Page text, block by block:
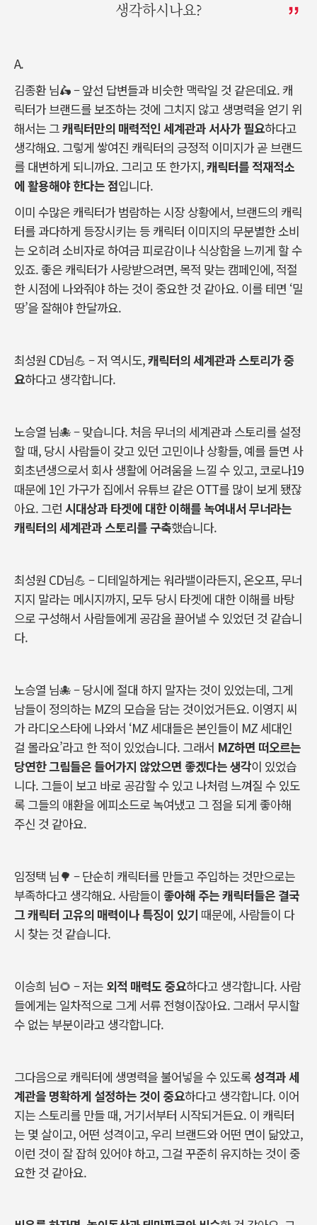
생각하시나요?
A.
김종환 님🛵 – 앞선 답변들과 비슷한 맥락일 것 같은데요. 캐
릭터가 브랜드를 보조하는 것에 그치지 않고 생명력을 얻기 위
해서는 그캐릭터만의 매력적인세계관과서사가 필요하다고
생각해요. 그렇게 쌓여진 캐릭터의 긍정적 이미지가 곧 브랜드
를 대변하게 되니까요. 그리고 또 한가지,캐릭터를 적재적소
에활용해야한다는 점입니다.
이미 수많은 캐릭터가 범람하는 시장 상황에서, 브랜드의 캐릭
터를 과다하게 등장시키는 등 캐릭터 이미지의 무분별한 소비
는 오히려 소비자로 하여금 피로감이나 식상함을 느끼게 할 수
있죠.좋은 캐릭터가 사랑받으려면, 목적 맞는 캠페인에, 적절
한 시점에 나와줘야 하는 것이 중요한 것 같아요. 이를 테면 ‘밀
땅’을 잘해야 한달까요.
최성원 CD님💪 –저 역시도,캐릭터의세계관과스토리가중
요하다고 생각합니다.
노승열 님🐙 –맞습니다. 처음무너의 세계관과 스토리를 설정
할 때, 당시 사람들이 갖고 있던 고민이나 상황들, 예를 들면 사
회초년생으로서 회사 생활에 어려움을 느낄 수 있고,코로나19
때문에 1인 가구가 집에서 유튜브 같은 OTT를 많이 보게 됐잖
아요. 그런 시대상과 타겟에 대한 이해를 녹여내서무너라는
캐릭터의세계관과스토리를 구축했습니다.
최성원 CD님💪 –디테일하게는 워라밸이라든지,온오프,무너
지지 말라는 메시지까지,모두 당시 타겟에 대한 이해를 바탕
으로구성해서 사람들에게 공감을 끌어낼 수 있었던 것 같습니
다.
노승열 님🐙 –당시에 절대 하지 말자는 것이 있었는데, 그게
남들이 정의하는 MZ의 모습을 담는 것이었거든요. 이영지 씨
가 라디오스타에 나와서 ‘MZ 세대들은본인들이 MZ 세대인
걸 몰라요’라고 한 적이 있었습니다. 그래서 MZ하면 떠오르는
당연한그림들은들어가지 않았으면 좋겠다는생각이 있었습
니다. 그들이 보고 바로 공감할수 있고 나처럼 느껴질 수 있도
록 그들의 애환을 에피소드로녹여냈고 그 점을 되게 좋아해
주신 것 같아요.
임정택 님🌳 –단순히 캐릭터를 만들고주입하는 것만으로는
부족하다고 생각해요. 사람들이 좋아해 주는캐릭터들은 결국
그캐릭터 고유의 매력이나특징이 있기 때문에, 사람들이 다
시 찾는 것 같습니다.
이승희 님🌻 –저는 외적 매력도중요하다고 생각합니다. 사람
들에게는 일차적으로 그게 서류 전형이잖아요. 그래서 무시할
수 없는부분이라고 생각합니다.
그다음으로 캐릭터에 생명력을불어넣을수 있도록성격과세
계관을 명확하게 설정하는 것이 중요하다고 생각합니다. 이어
지는 스토리를 만들 때, 거기서부터 시작되거든요. 이 캐릭터
는 몇 살이고, 어떤 성격이고,우리 브랜드와 어떤 면이 닮았고,
이런 것이 잘 잡혀 있어야하고, 그걸 꾸준히 유지하는 것이 중
요한 것 같아요.